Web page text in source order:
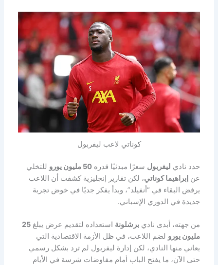
كوناتي لاعب ليفربول
حدد نادي ليفربول سعرًا مبدئيًا قدره50 مليون يورو
للتخلي
عنإبراهيما كوناتي، لكن تقارير إنجليزية كشفت أن اللاعب
يرفض البقاء في “أنفيلد”، وبدأ يفكر جديًا في خوض تجربة
جديدة في الدوري الإسباني.
من جهته، أبدى ناديبرشلونة استعداده لتقديم عرض يبلغ25
مليون يورو لضم اللاعب، في ظل الأزمة الاقتصادية التي
يعاني منها النادي، لكن إدارة ليفربول لم ترد بشكل رسمي
حتى الآن، ما يفتح الباب أمام مفاوضات شرسة في الأيام